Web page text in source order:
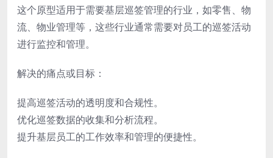
这个原型适用于需要基层巡签管理的行业，如零售、物
流、物业管理等，这些行业通常需要对员工的巡签活动
进行监控和管理。
解决的痛点或目标：
提高巡签活动的透明度和合规性。
优化巡签数据的收集和分析流程。
提升基层员工的工作效率和管理的便捷性。